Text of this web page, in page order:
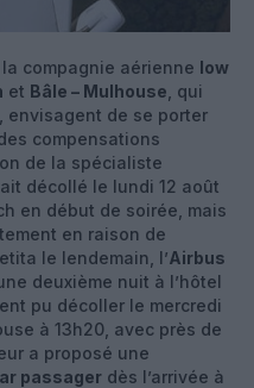
compagnie aérienne low
et Bâle – Mulhouse , qui
, envisagent de se porter
compensations
de la spécialiste
décollé le lundi 12 août
en début de soirée, mais
en raison de
le lendemain, l’Airbus
deuxième nuit à l’hôtel
pu décoller le mercredi
à 13h20, avec près de
a proposé une
passager dès l’arrivée à